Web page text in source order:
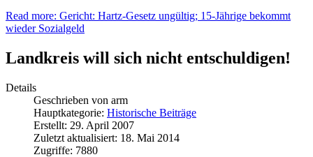
Read more: Gericht: Hartz-Gesetz ungültig; 15-Jährige bekommt
wieder Sozialgeld
Landkreis will sich nicht entschuldigen!
Details
Geschrieben von arm
Hauptkategorie: Historische Beiträge
Erstellt: 29. April 2007
Zuletzt aktualisiert: 18. Mai 2014
Zugriffe: 7880